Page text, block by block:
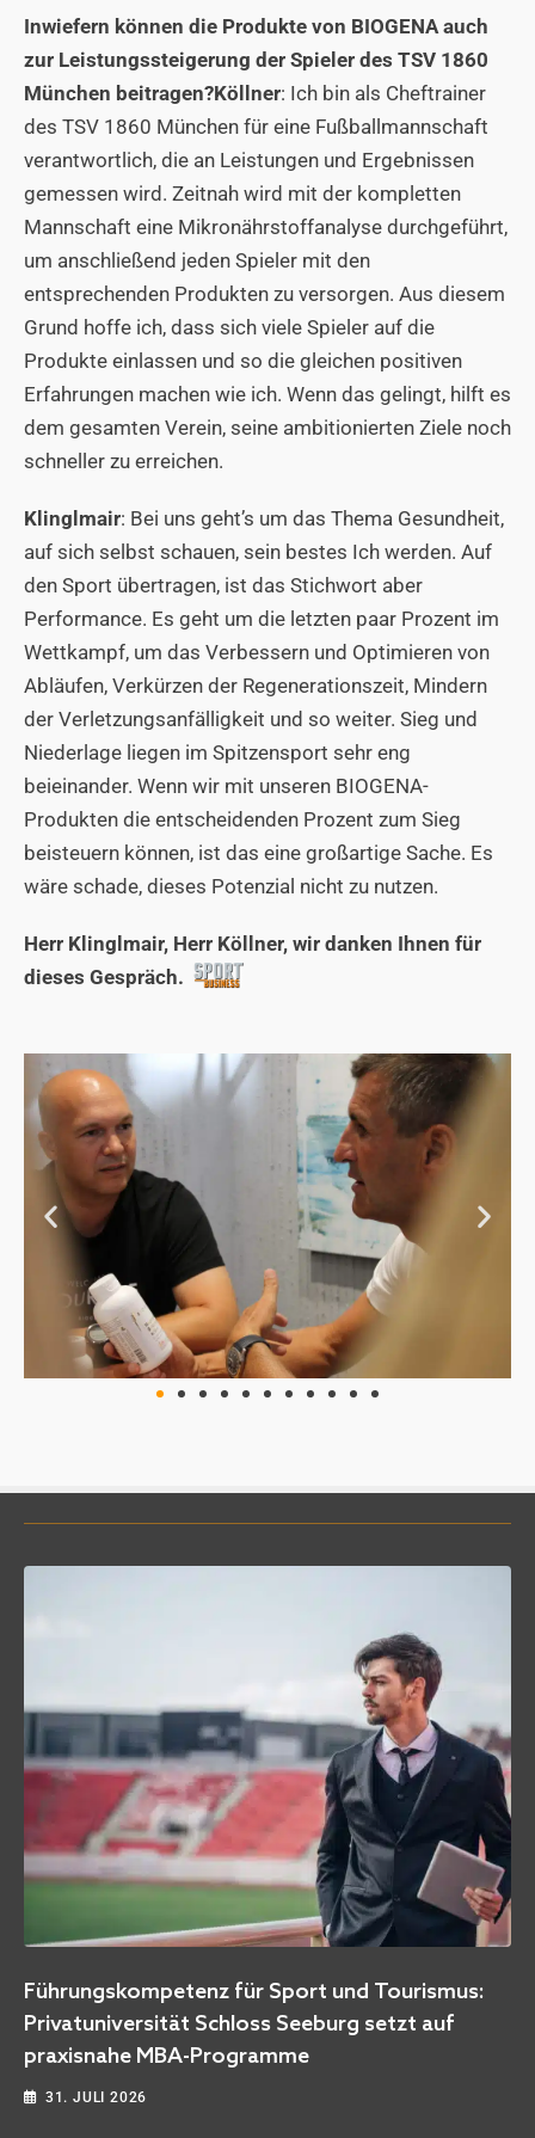
Inwiefern können die Produkte von BIOGENA auch
zur Leistungssteigerung der Spieler des TSV 1860
München beitragen?Köllner: Ich bin als Cheftrainer
des TSV 1860 München für eine Fußballmannschaft
verantwortlich, die an Leistungen und Ergebnissen
gemessen wird. Zeitnah wird mit der kompletten
Mannschaft eine Mikronährstoffanalyse durchgeführt,
um anschließend jeden Spieler mit den
entsprechenden Produkten zu versorgen. Aus diesem
Grund hoffe ich, dass sich viele Spieler auf die
Produkte einlassen und so die gleichen positiven
Erfahrungen machen wie ich. Wenn das gelingt, hilft es
dem gesamten Verein, seine ambitionierten Ziele noch
schneller zu erreichen.
Klinglmair: Bei uns geht’s um das Thema Gesundheit,
auf sich selbst schauen, sein bestes Ich werden. Auf
den Sport übertragen, ist das Stichwort aber
Performance. Es geht um die letzten paar Prozent im
Wettkampf, um das Verbessern und Optimieren von
Abläufen, Verkürzen der Regenerationszeit, Mindern
der Verletzungsanfälligkeit und so weiter. Sieg und
Niederlage liegen im Spitzensport sehr eng
beieinander. Wenn wir mit unseren BIOGENA-
Produkten die entscheidenden Prozent zum Sieg
beisteuern können, ist das eine großartige Sache. Es
wäre schade, dieses Potenzial nicht zu nutzen.
Herr Klinglmair, Herr Köllner, wir danken Ihnen für
dieses Gespräch.
Björn Borg: Drogen, Zusammenbruch und ein
Neuanfang [Empfehlung]
3. JULI 2026